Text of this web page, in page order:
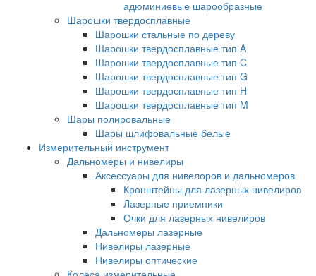
адюминиевые шарообразные
Шарошки твердосплавные
Шарошки стальные по дереву
Шарошки твердосплавные тип A
Шарошки твердосплавные тип C
Шарошки твердосплавные тип G
Шарошки твердосплавные тип H
Шарошки твердосплавные тип M
Шары полировальные
Шары шлифовальные белые
Измерительный инструмент
Дальномеры и нивелиры
Аксессуары для нивелоров и дальномеров
Кронштейны для лазерных нивелиров
Лазерные приемники
Очки для лазерных нивелиров
Дальномеры лазерные
Нивелиры лазерные
Нивелиры оптические